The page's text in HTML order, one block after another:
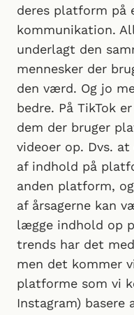
deres platform på
kommunikation.
underlagt den
mennesker der
den værd. Og jo
bedre. På TikTok
dem der bruger
videoer op. Dvs.
af indhold på
anden platform,
af årsagerne kan
lægge indhold op
trends har det
men det kommer
platforme som vi
Instagram) basere